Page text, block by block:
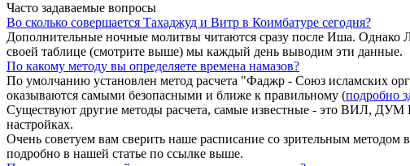
Часто задаваемые вопросы
Во сколько совершается Тахаджуд и Витр в Коимбатуре сегодня?
Дополнительные ночные молитвы читаются сразу после Иша.
своей таблице (смотрите выше) мы каждый день выводим эти данные.
По какому методу вы определяете времена намазов?
По умолчанию установлен метод расчета "Фаджр - Союз исламских
оказываются самыми безопасными и ближе к правильному (подробно
Существуют другие методы расчета, самые известные - это
настройках.
Очень советуем вам сверить наше расписание со зрительным методом
подробно в нашей статье по ссылке выше.